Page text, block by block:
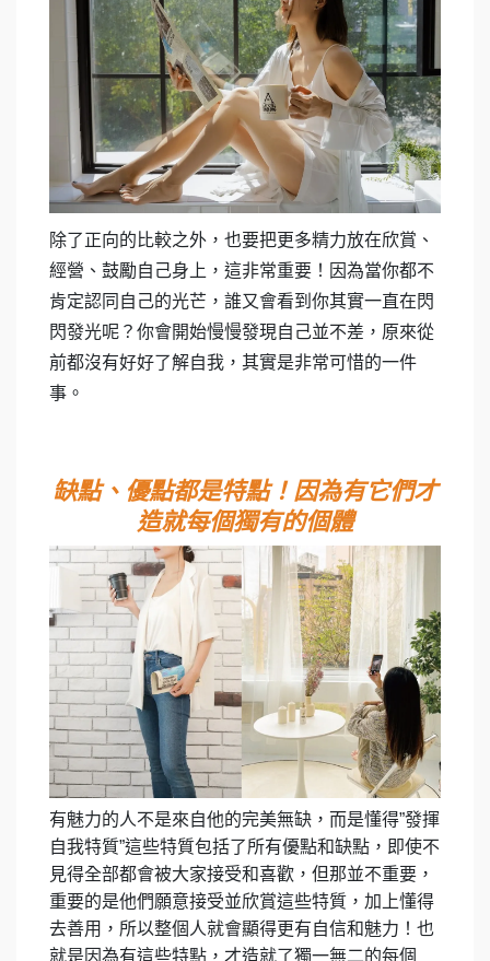
除了正向的比較之外，也要把更多精力放在欣賞、
經營、鼓勵自己身上，這非常重要！因為當你都不
肯定認同自己的光芒，誰又會看到你其實一直在閃
閃發光呢？你會開始慢慢發現自己並不差，原來從
前都沒有好好了解自我，其實是非常可惜的一件
事。
缺點、優點都是特點！因為有它們才
造就每個獨有的個體
有魅力的人不是來自他的完美無缺，而是懂得”發揮
自我特質”這些特質包括了所有優點和缺點，即使不
見得全部都會被大家接受和喜歡，但那並不重要，
重要的是他們願意接受並欣賞這些特質，加上懂得
去善用，所以整個人就會顯得更有自信和魅力！也
就是因為有這些特點，才造就了獨一無二的每個